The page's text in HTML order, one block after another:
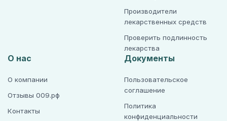
Производители
лекарственных средств
Проверить подлинность
лекарства
О нас
О компании
Отзывы 009.рф
Контакты
Документы
Пользовательское
соглашение
Политика
конфиденциальности